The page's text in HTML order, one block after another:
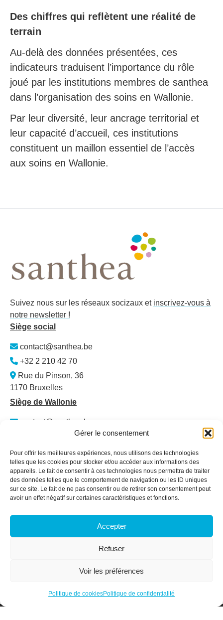
Gérer le consentement
Pour offrir les meilleures expériences, nous utilisons des technologies
telles que les cookies pour stocker et/ou accéder aux informations des
appareils. Le fait de consentir à ces technologies nous permettra de traiter
des données telles que le comportement de navigation ou les ID uniques
sur ce site. Le fait de ne pas consentir ou de retirer son consentement peut
avoir un effet négatif sur certaines caractéristiques et fonctions.
Accepter
Refuser
Voir les préférences
Politique de cookiesPolitique de confidentialité
Des chiffres qui reflètent une réalité de
terrain
Au-delà des données présentées, ces
indicateurs traduisent l’importance du rôle
joué par les institutions membres de santhea
dans l’organisation des soins en Wallonie.
Par leur diversité, leur ancrage territorial et
leur capacité d’accueil, ces institutions
constituent un maillon essentiel de l’accès
aux soins en Wallonie.
Suivez nous sur les réseaux socizaux et inscrivez-vous à
notre newsletter !
Siège social
contact@santhea.be
+32 2 210 42 70
Rue du Pinson, 36
1170 Bruxelles
Siège de Wallonie
contact@santhea.be
Namur Office Park
Av. des Dessus-de-Lives – bât. 12 – ét. 4
5101 Loyers
Plan du site
Qui sommes-nous ?
Services & Formations